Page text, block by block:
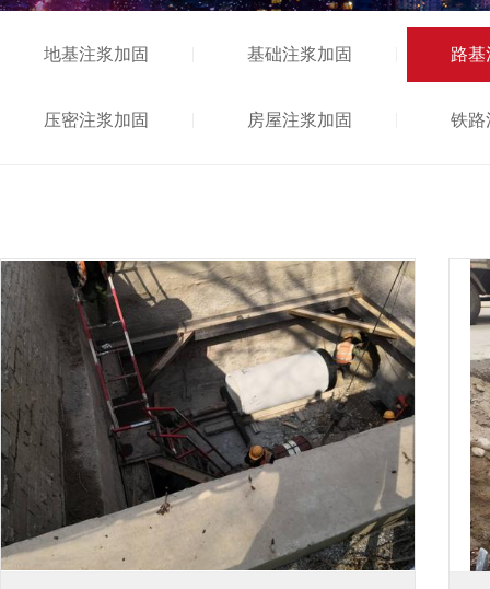
地基注浆加固 基础注浆加固 路基
压密注浆加固 房屋注浆加固 铁路